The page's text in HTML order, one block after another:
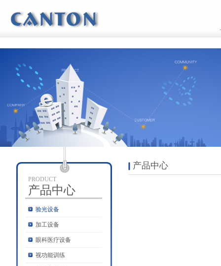
PRODUCT
产品中心
验光设备
加工设备
眼科医疗设备
视功能训练
产品中心